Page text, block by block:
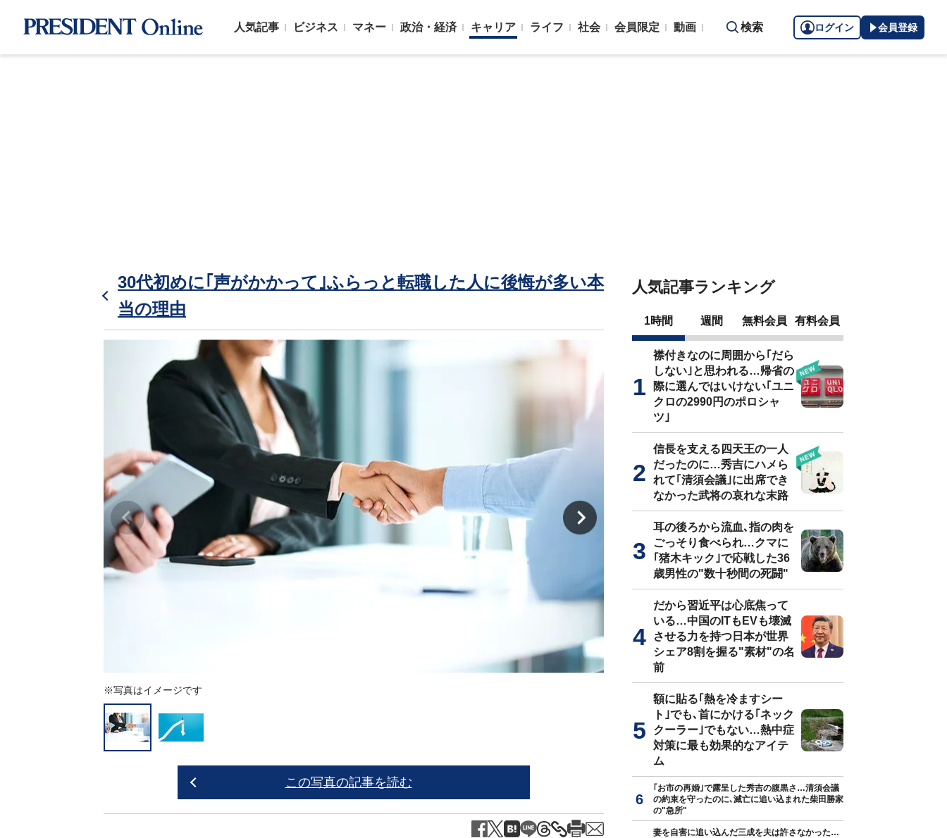
人気記事 ビジネス マネー 政治・経済 キャリア ライフ 社会 会員限定 動画 検索 ログイン 会員登録
30代初めに｢声がかかって｣ふらっと転職した人に後悔が多い本
当の理由
※写真はイメージです
この写真の記事を読む
人気記事ランキング
1時間 週間 無料会員 有料会員
襟付きなのに周囲から｢だら
しない｣と思われる…帰省の
際に選んではいけない｢ユニ
クロの2990円のポロシャ
ツ｣
信長を支える四天王の一人
だったのに…秀吉にハメら
れて｢清須会議｣に出席でき
なかった武将の哀れな末路
耳の後ろから流血､指の肉を
ごっそり食べられ…クマに
｢猪木キック｣で応戦した36
歳男性の"数十秒間の死闘"
だから習近平は心底焦って
いる…中国のITもEVも壊滅
させる力を持つ日本が世界
シェア8割を握る"素材"の名
前
額に貼る｢熱を冷ますシー
ト｣でも､首にかける｢ネック
クーラー｣でもない…熱中症
対策に最も効果的なアイテ
ム
｢お市の再婚｣で露呈した秀吉の腹黒さ…清須会議
の約束を守ったのに､滅亡に追い込まれた柴田勝家
の"急所"
妻を自害に追い込んだ三成を夫は許さなかった…